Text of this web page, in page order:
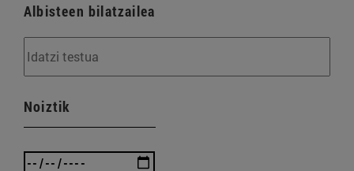
Albisteen bilatzailea
Noiztik